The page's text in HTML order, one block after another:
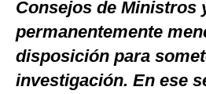
Consejos de Ministros
permanentemente
disposición para
investigación. En ese